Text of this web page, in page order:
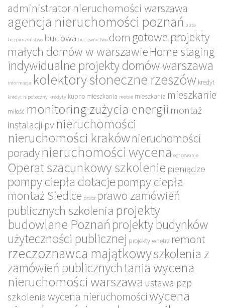
administrator nieruchomości warszawa
agencja nieruchomości poznań auta
bezpieczeństwo budowa budownictwo dom gotowe projekty
małych domów w warszawie Home staging
indywidualne projekty domów warszawa
informacje kolektory słoneczne rzeszów kredyt
kredyt hipoteczny kredyty kupno mieszkania meble mieszkania mieszkanie
miłość monitoring zużycia energii montaż
instalacji pv nieruchomości
nieruchomości krakównieruchomości
poradynieruchomości wycena ogrzewanie
Operat szacunkowy szkolenie pieniądze
pompy ciepła dotacjepompy ciepła
montaż Siedlce praca prawo zamówień
publicznych szkolenia projekty
budowlane Poznańprojekty budynków
użyteczności publicznej projekty wnętrz remont
rzeczoznawca majątkowyszkolenia z
zamówień publicznychtania wycena
nieruchomości warszawa ustawa pzp
szkolenia wycena nieruchomościwycena